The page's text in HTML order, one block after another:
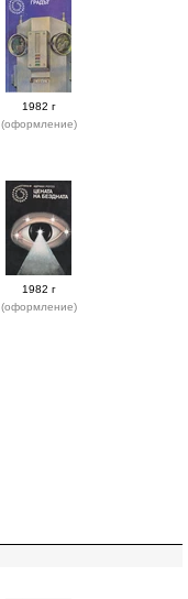
1982 г
(оформление)
1982 г
(оформление)